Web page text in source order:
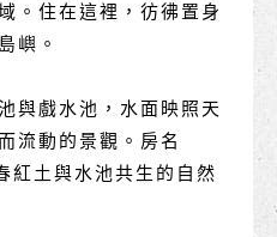
。住在這裡，彷彿置身
嶼。
與戲水池，水面映照天
流動的景觀。房名
紅土與水池共生的自然